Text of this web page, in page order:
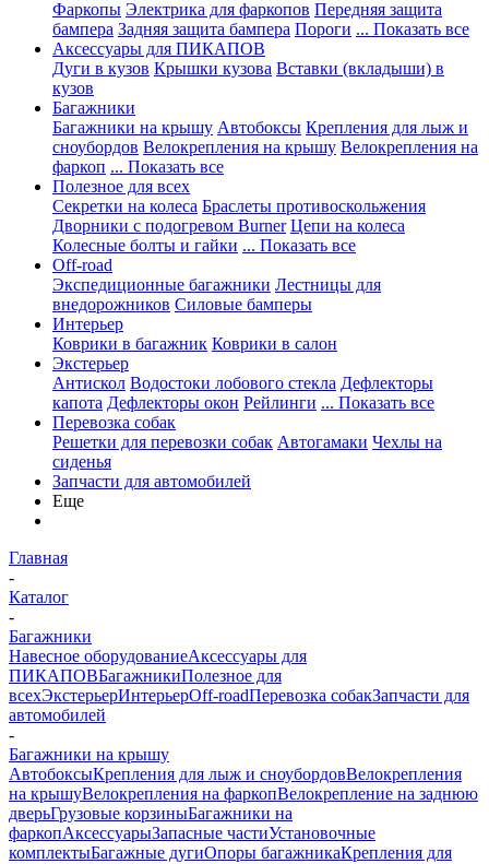
Фаркопы Электрика для фаркопов Передняя защита
бампера Задняя защита бампера Пороги ... Показать все
Аксессуары для ПИКАПОВ
Дуги в кузов Крышки кузова Вставки (вкладыши) в
кузов
Багажники
Багажники на крышу Автобоксы Крепления для лыж и
сноубордов Велокрепления на крышу Велокрепления на
фаркоп ... Показать все
Полезное для всех
Секретки на колеса Браслеты противоскольжения
Дворники с подогревом Burner Цепи на колеса
Колесные болты и гайки ... Показать все
Off-road
Экспедиционные багажники Лестницы для
внедорожников Силовые бамперы
Интерьер
Коврики в багажник Коврики в салон
Экстерьер
Антискол Водостоки лобового стекла Дефлекторы
капота Дефлекторы окон Рейлинги ... Показать все
Перевозка собак
Решетки для перевозки собак Автогамаки Чехлы на
сиденья
Запчасти для автомобилей
Еще
Главная
-
Каталог
-
Багажники
Навесное оборудованиеАксессуары для
ПИКАПОВБагажникиПолезное для
всехЭкстерьерИнтерьерOff-roadПеревозка собакЗапчасти для
автомобилей
-
Багажники на крышу
АвтобоксыКрепления для лыж и сноубордовВелокрепления
на крышуВелокрепления на фаркопВелокрепление на заднюю
дверьГрузовые корзиныБагажники на
фаркопАксессуарыЗапасные частиУстановочные
комплектыБагажные дугиОпоры багажникаКрепления для